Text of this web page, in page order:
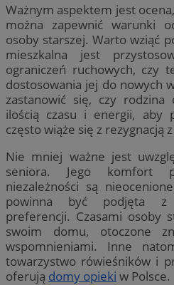
Ważnym aspektem jest
można zapewnić warunki
osoby starszej. Warto wziąć
mieszkalna jest
ograniczeń ruchowych, czy
dostosowania jej do nowych
zastanowić się, czy rodzina
ilością czasu i energii, aby
często wiąże się z rezygnacją
Nie mniej ważne jest
seniora. Jego komfort
niezależności są
powinna być podjęta z
preferencji. Czasami osoby
swoim domu, otoczone
wspomnieniami. Inne
towarzystwo rówieśników i
oferują domy opieki w Polsce.